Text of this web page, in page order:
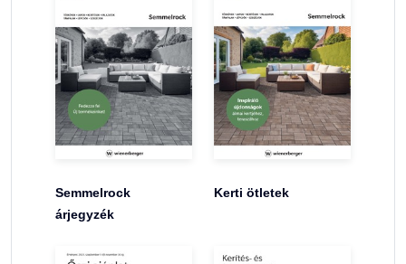
Semmelrock
árjegyzék
Kerti ötletek